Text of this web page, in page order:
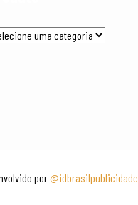
por@idbrasilpublicidade